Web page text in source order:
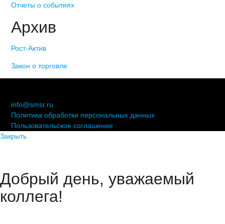
Отчеты о событиях
Архив
Рост-Актив
Закон о торговле
info@smsr.ru
Политика обработки персональных данных
Пользовательское соглашение
Закрыть
Добрый день, уважаемый
коллега!